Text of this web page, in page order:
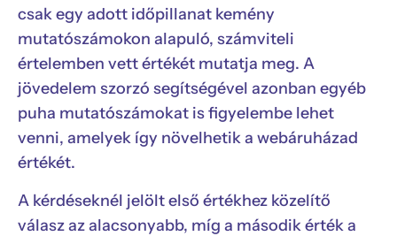
csak egy adott időpillanat kemény
mutatószámokon alapuló, számviteli
értelemben vett értékét mutatja meg. A
jövedelem szorzó segítségével azonban egyéb
puha mutatószámokat is figyelembe lehet
venni, amelyek így növelhetik a webáruházad
értékét.
A kérdéseknél jelölt első értékhez közelítő
válasz az alacsonyabb, míg a második érték a